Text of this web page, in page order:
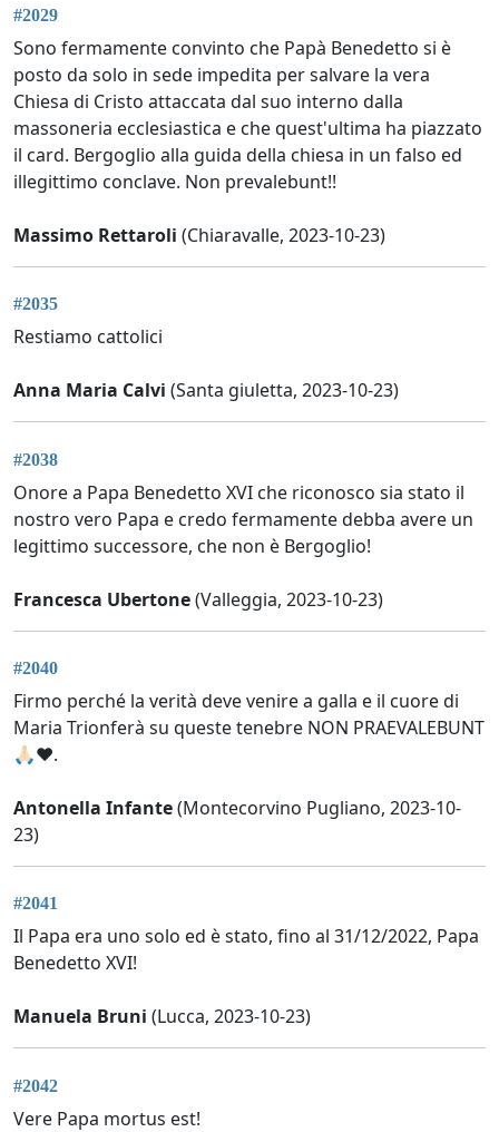
#2029
Sono fermamente convinto che Papà Benedetto si è
posto da solo in sede impedita per salvare la vera
Chiesa di Cristo attaccata dal suo interno dalla
massoneria ecclesiastica e che quest'ultima ha piazzato
il card. Bergoglio alla guida della chiesa in un falso ed
illegittimo conclave. Non prevalebunt!!
Massimo Rettaroli (Chiaravalle, 2023-10-23)
#2035
Restiamo cattolici
Anna Maria Calvi (Santa giuletta, 2023-10-23)
#2038
Onore a Papa Benedetto XVI che riconosco sia stato il
nostro vero Papa e credo fermamente debba avere un
legittimo successore, che non è Bergoglio!
Francesca Ubertone(Valleggia, 2023-10-23)
#2040
Firmo perché la verità deve venire a galla e il cuore di
Maria Trionferà su queste tenebre NON PRAEVALEBUNT
🙏🏻❤️.
Antonella Infante(Montecorvino Pugliano, 2023-10-
23)
#2041
Il Papa era uno solo ed è stato, fino al 31/12/2022, Papa
Benedetto XVI!
Manuela Bruni (Lucca, 2023-10-23)
#2042
Vere Papa mortus est!